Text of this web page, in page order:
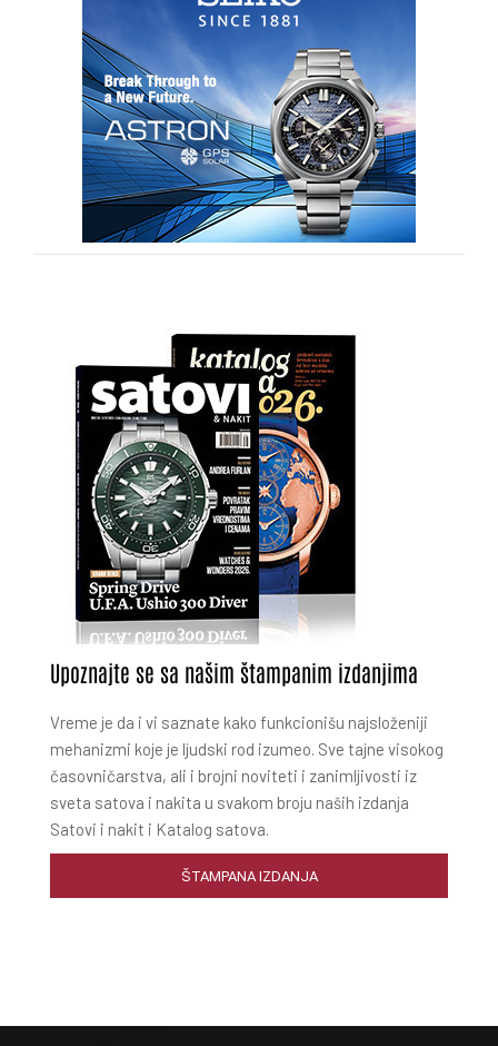
Upoznajte se sa našim štampanim izdanjima
Vreme je da i vi saznate kako funkcionišu najsloženiji
mehanizmi koje je ljudski rod izumeo. Sve tajne visokog
časovničarstva, ali i brojni noviteti i zanimljivosti iz
sveta satova i nakita u svakom broju naših izdanja
Satovi i nakit i Katalog satova.
ŠTAMPANA IZDANJA